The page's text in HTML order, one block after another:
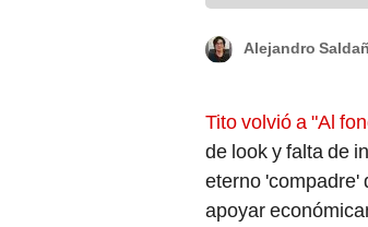
Alejandro
Tito volvió a "Al
de look y falta de
eterno 'compadre'
apoyar